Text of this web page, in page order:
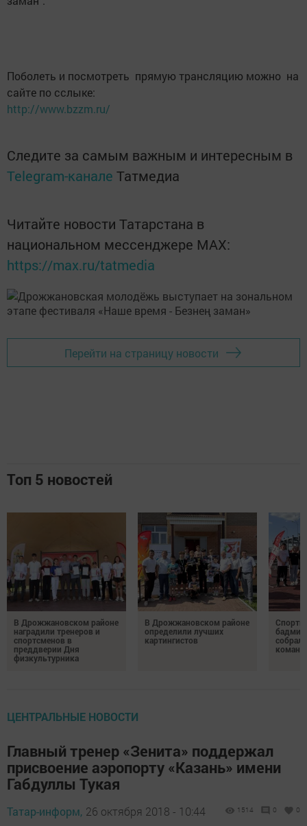
Поболеть и посмотреть прямую трансляцию можно на
сайте по сслыке:
http://www.bzzm.ru/
Следите за самым важным и интересным в
Telegram-канале Татмедиа
Читайте новости Татарстана в
национальном мессенджере MАХ:
https://max.ru/tatmedia
Перейти на страницу новости
Топ 5 новостей
В Дрожжановском районе
наградили тренеров и
спортсменов в
преддверии Дня
физкультурника
В Дрожжановском районе
определили лучших
картингистов
ЦЕНТРАЛЬНЫЕ НОВОСТИ
Главный тренер «Зенита» поддержал
присвоение аэропорту «Казань» имени
Габдуллы Тукая
Татар-информ, 26 октября 2018 - 10:44 1514 0 0